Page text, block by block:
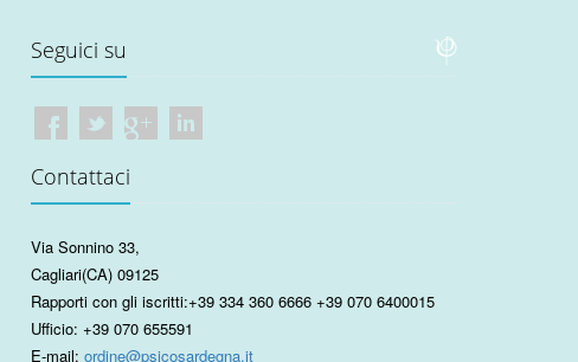
Seguici su
Contattaci
Via Sonnino 33,
Cagliari(CA) 09125
Rapporti con gli iscritti:+39 334 360 6666 +39 070 6400015
Ufficio: +39 070 655591
E-mail: ordine@psicosardegna.it